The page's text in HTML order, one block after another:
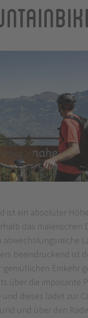
ist ein absoluter
das
beeindruckend ist
über die imposante
dieses ladet zur
und über den